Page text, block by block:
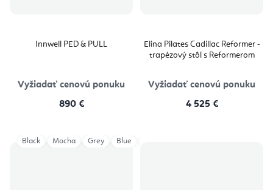
Innwell PED & PULL
Vyžiadať cenovú ponuku
890 €
Elina Pilates Cadillac Reformer -
trapézový stôl s Reformerom
Vyžiadať cenovú ponuku
4 525 €
Black Mocha Grey Blue